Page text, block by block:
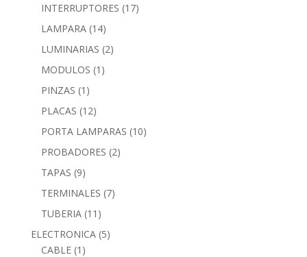
INTERRUPTORES (17)
LAMPARA (14)
LUMINARIAS (2)
MODULOS (1)
PINZAS (1)
PLACAS (12)
PORTA LAMPARAS (10)
PROBADORES (2)
TAPAS (9)
TERMINALES (7)
TUBERIA (11)
ELECTRONICA (5)
CABLE (1)